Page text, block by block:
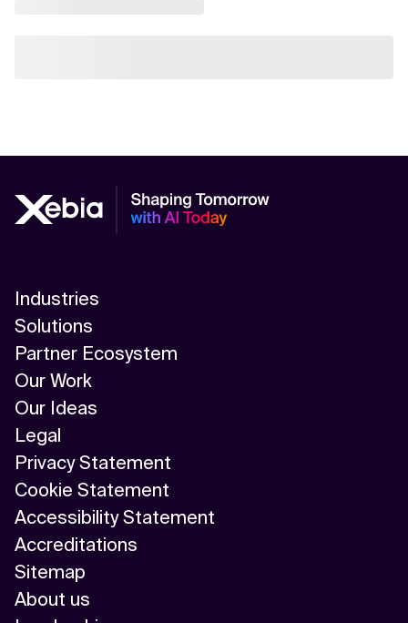
Industries
Solutions
Partner Ecosystem
Our Work
Our Ideas
Legal
Privacy Statement
Cookie Statement
Accessibility Statement
Accreditations
Sitemap
About us